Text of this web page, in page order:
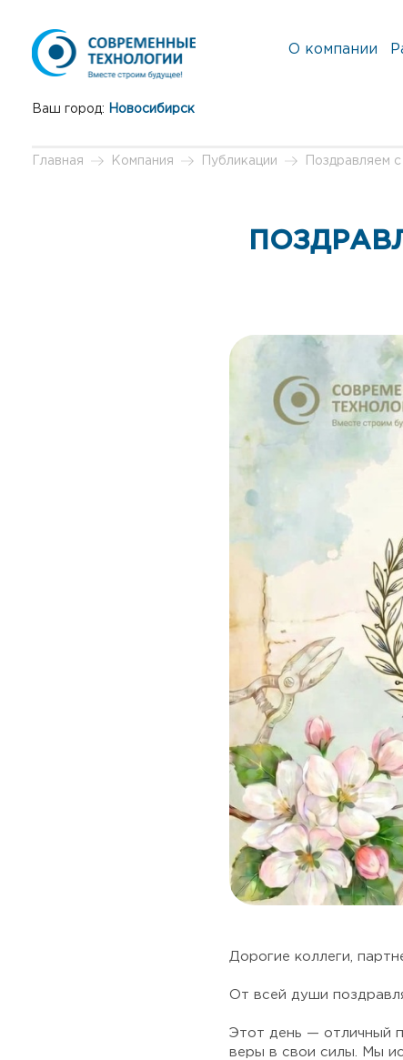
О компании
Ваш город: Новосибирск
Главная Компания Публикации Поздравляем
Дорогие коллеги,
От всей души
Этот день — отличный
веры в свои силы. Мы